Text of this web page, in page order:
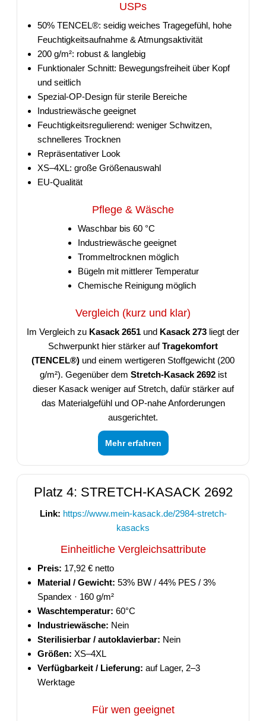
USPs
50% TENCEL®: seidig weiches Tragegefühl, hohe
Feuchtigkeitsaufnahme & Atmungsaktivität
200 g/m²: robust & langlebig
Funktionaler Schnitt: Bewegungsfreiheit über Kopf
und seitlich
Spezial-OP-Design für sterile Bereiche
Industriewäsche geeignet
Feuchtigkeitsregulierend: weniger Schwitzen,
schnelleres Trocknen
Repräsentativer Look
XS–4XL: große Größenauswahl
EU-Qualität
Pflege & Wäsche
Waschbar bis 60 °C
Industriewäsche geeignet
Trommeltrocknen möglich
Bügeln mit mittlerer Temperatur
Chemische Reinigung möglich
Vergleich (kurz und klar)
Im Vergleich zu Kasack 2651 und Kasack 273 liegt der
Schwerpunkt hier stärker aufTragekomfort
(TENCEL®) und einem wertigeren Stoffgewicht (200
g/m²). Gegenüber dem Stretch-Kasack 2692ist
dieser Kasack weniger auf Stretch, dafür stärker auf
das Materialgefühl und OP-nahe Anforderungen
ausgerichtet.
Mehr erfahren
Platz 4: STRETCH-KASACK 2692
Link: https://www.mein-kasack.de/2984-stretch-
kasacks
Einheitliche Vergleichsattribute
Preis: 17,92 € netto
Material / Gewicht: 53% BW / 44% PES / 3%
Spandex · 160 g/m²
Waschtemperatur: 60°C
Industriewäsche: Nein
Sterilisierbar / autoklavierbar: Nein
Größen: XS–4XL
Verfügbarkeit / Lieferung: auf Lager, 2–3
Werktage
Für wen geeignet